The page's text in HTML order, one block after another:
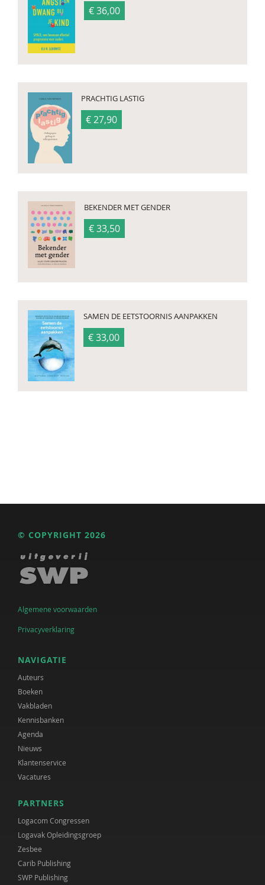
€ 36,00
PRACHTIG LASTIG
€ 27,90
BEKENDER MET GENDER
€ 33,50
SAMEN DE EETSTOORNIS AANPAKKEN
€ 33,00
© COPYRIGHT 2026
Algemene voorwaarden
Privacyverklaring
NAVIGATIE
Auteurs
Boeken
Vakbladen
Kennisbanken
Agenda
Nieuws
Klantenservice
Vacatures
PARTNERS
Logacom Congressen
Logavak Opleidingsgroep
Zesbee
Carib Publishing
SWP Publishing